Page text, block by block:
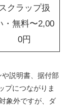
スクラップ扱
・無料〜2,00
0円
説明書、据付部
プにつながりま
象外ですが、ダ